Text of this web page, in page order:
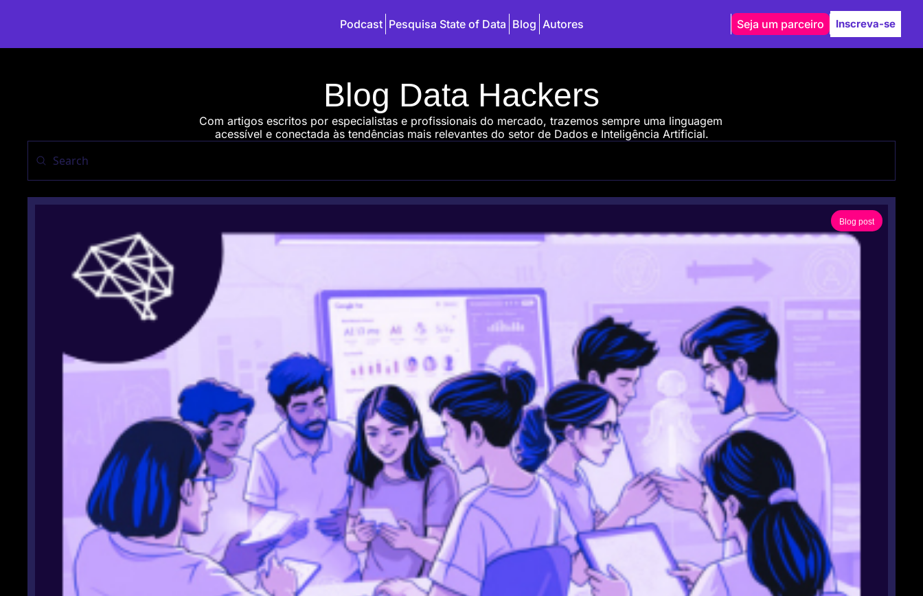
Podcast Pesquisa State of Data Blog Autores Seja um parceiro Inscreva-se
Blog Data Hackers
Com artigos escritos por especialistas e profissionais do mercado, trazemos sempre uma linguagem
acessível e conectada às tendências mais relevantes do setor de Dados e Inteligência Artificial.
Blog post